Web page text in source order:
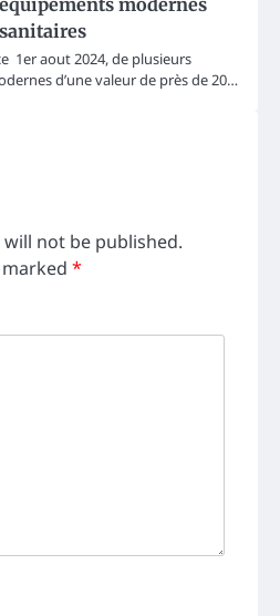
1er aout 2024, de plusieurs
d’une valeur de près de 20…
not be published.
*